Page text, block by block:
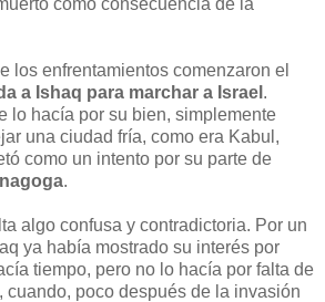
los enfrentamientos comenzaron el
a Ishaq para marchar a Israel .
lo hacía por su bien, simplemente
una ciudad fría, como era Kabul,
como un intento por su parte de
.
algo confusa y contradictoria. Por un
ya había mostrado su interés por
tiempo, pero no lo hacía por falta de
cuando, poco después de la invasión